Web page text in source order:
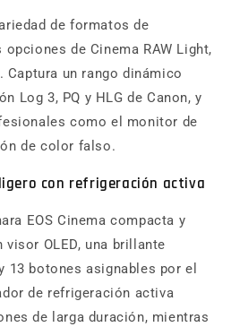
de formatos de
de Cinema RAW Light,
Captura un rango dinámico
Log 3, PQ y HLG de Canon, y
como el monitor de
de color falso.
con refrigeración activa
EOS Cinema compacta y
visor OLED, una brillante
13 botones asignables por el
de refrigeración activa
de larga duración, mientras